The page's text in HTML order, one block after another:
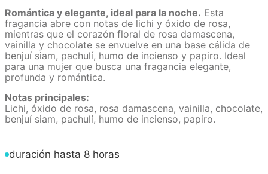
Romántica y elegante, ideal para la noche. Esta
fragancia abre con notas de lichi y óxido de rosa,
mientras que el corazón floral de rosa damascena,
vainilla y chocolate se envuelve en una base cálida de
benjuí siam, pachulí, humo de incienso y papiro. Ideal
para una mujer que busca una fragancia elegante,
profunda y romántica.
Notas principales:
Lichi, óxido de rosa, rosa damascena, vainilla, chocolate,
benjuí siam, pachulí, humo de incienso, papiro.
duración hasta 8 horas